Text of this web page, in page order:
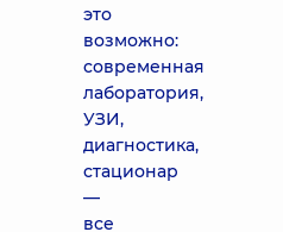
это
возможно:
современная
лаборатория,
УЗИ,
диагностика,
стационар
—
все